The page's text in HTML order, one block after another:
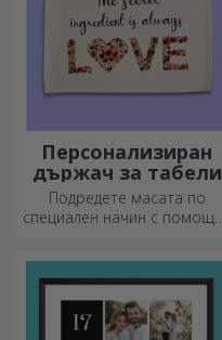
Персонализиран
държач за табели
Подредете масата по
специален начин с помощта
персонализирани с
всеки член на масата.